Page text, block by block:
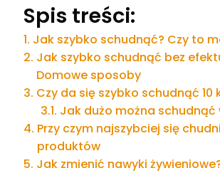
Spis treści:
Jak szybko schudnąć? Czy to
Jak szybko schudnąć bez
Domowe sposoby
Czy da się szybko schudnąć 10
Jak dużo można schudnąć
Przy czym najszybciej się
produktów
Jak zmienić nawyki